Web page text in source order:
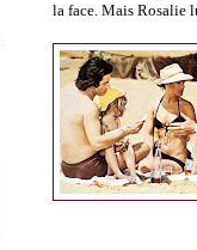
la face. Mais Rosalie